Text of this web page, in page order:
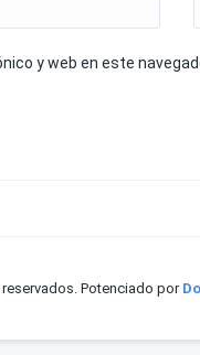
y web en este
Potenciado por